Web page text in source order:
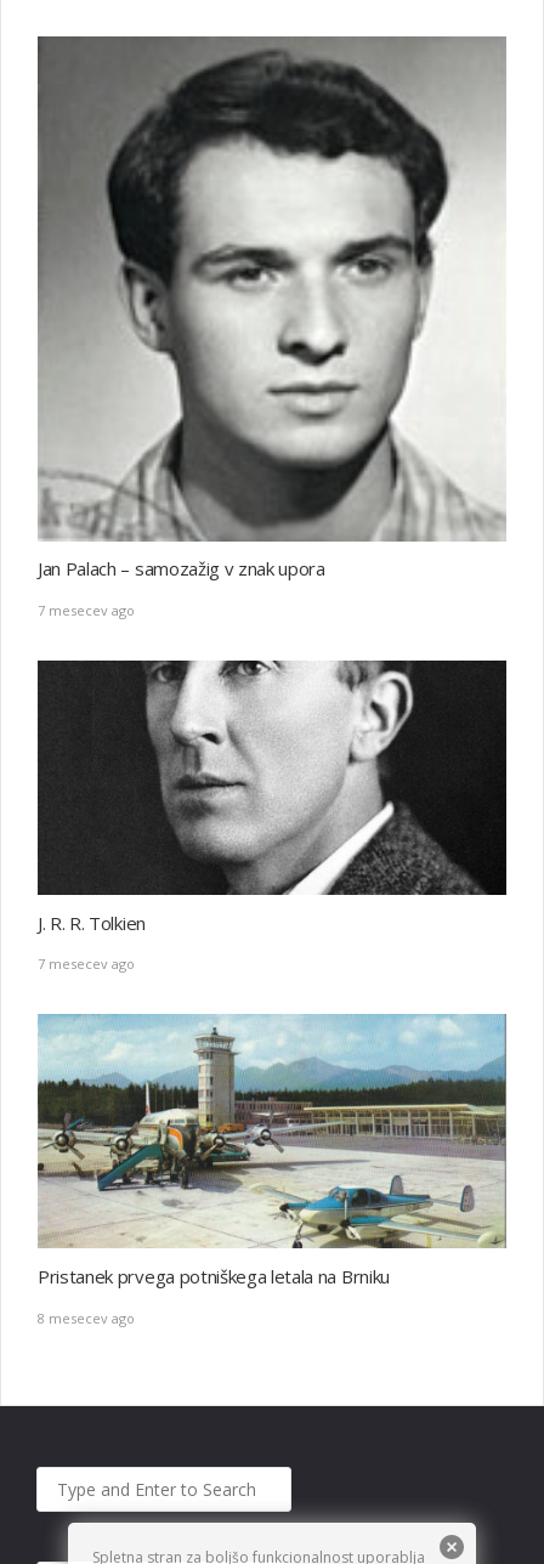
Jan Palach – samozažig v znak upora
7 mesecev ago
J. R. R. Tolkien
7 mesecev ago
Pristanek prvega potniškega letala na Brniku
8 mesecev ago
Spletna stran za boljšo funkcionalnost uporablja